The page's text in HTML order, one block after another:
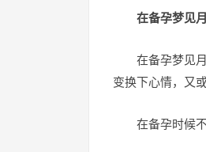
在备孕梦见
在备孕梦见
变换下心情，又
在备孕时候